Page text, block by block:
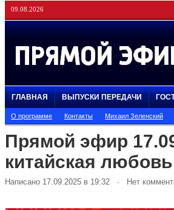
09.08.2026
ГЛАВНАЯ ВЫПУСКИ ПЕРЕДАЧИ
О программе Контакты Михаил Зеленский
Прямой эфир
китайская любовь
Написано 17.09.2025 в 19:32 · Нет